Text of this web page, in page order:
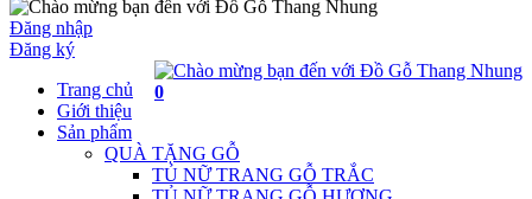
Đăng nhập
Đăng ký
0
Trang chủ
Giới thiệu
Sản phẩm
QUÀ TẶNG GỖ
TỦ NỮ TRANG GỖ TRẮC